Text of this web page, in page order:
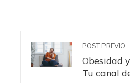
POST PREVIO
Obesidad
Tu canal